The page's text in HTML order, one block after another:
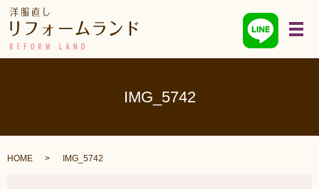
メ
IMG_5742
HOME IMG_5742